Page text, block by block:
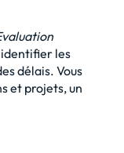
identifier les
délais. Vous
et projets, un